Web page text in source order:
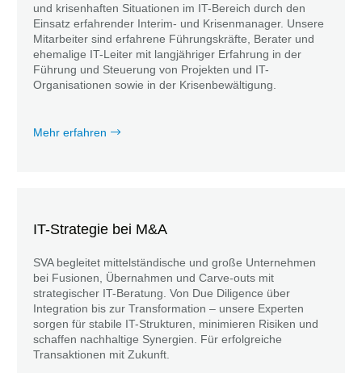
und krisenhaften Situationen im IT-Bereich durch den
Einsatz erfahrender Interim- und Krisenmanager. Unsere
Mitarbeiter sind erfahrene Führungskräfte, Berater und
ehemalige IT-Leiter mit langjähriger Erfahrung in der
Führung und Steuerung von Projekten und IT-
Organisationen sowie in der Krisenbewältigung.
Mehr erfahren
IT-Strategie bei M&A
SVA begleitet mittelständische und große Unternehmen
bei Fusionen, Übernahmen und Carve-outs mit
strategischer IT-Beratung. Von Due Diligence über
Integration bis zur Transformation – unsere Experten
sorgen für stabile IT-Strukturen, minimieren Risiken und
schaffen nachhaltige Synergien. Für erfolgreiche
Transaktionen mit Zukunft.